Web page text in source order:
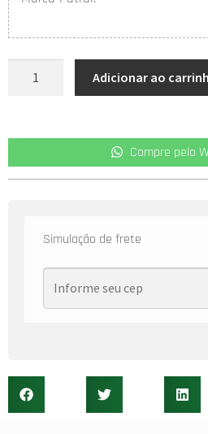
Adicionar ao
Compre pelo
Simulação de frete